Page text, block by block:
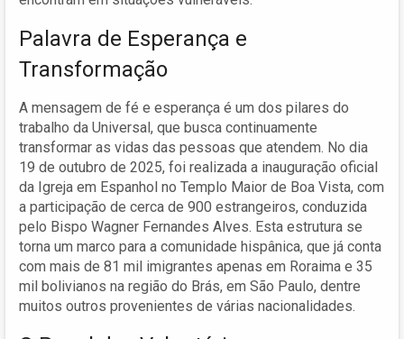
Palavra de Esperança e
Transformação
A mensagem de fé e esperança é um dos pilares do
trabalho da Universal, que busca continuamente
transformar as vidas das pessoas que atendem. No dia
19 de outubro de 2025, foi realizada a inauguração oficial
da Igreja em Espanhol no Templo Maior de Boa Vista, com
a participação de cerca de 900 estrangeiros, conduzida
pelo Bispo Wagner Fernandes Alves. Esta estrutura se
torna um marco para a comunidade hispânica, que já conta
com mais de 81 mil imigrantes apenas em Roraima e 35
mil bolivianos na região do Brás, em São Paulo, dentre
muitos outros provenientes de várias nacionalidades.